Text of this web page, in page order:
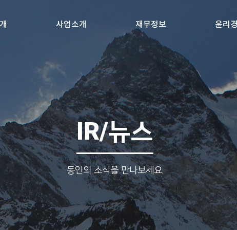
사업소개 재무정보 윤리
IR/뉴스
동인의 소식을 만나보세요.